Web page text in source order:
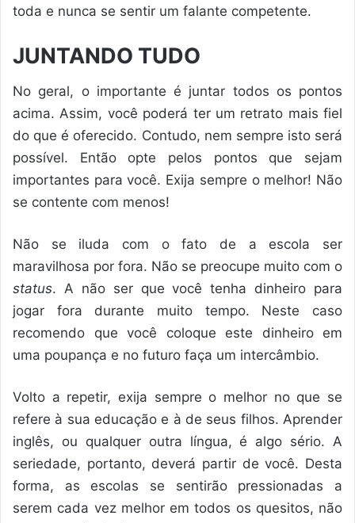
toda e nunca se sentir um falante competente.
JUNTANDO TUDO
No geral, o importante é juntar todos os pontos
acima. Assim, você poderá ter um retrato mais fiel
do que é oferecido. Contudo, nem sempre isto será
possível. Então opte pelos pontos que sejam
importantes para você. Exija sempre o melhor! Não
se contente com menos!
Não se iluda com o fato de a escola ser
maravilhosa por fora. Não se preocupe muito com o
status. A não ser que você tenha dinheiro para
jogar fora durante muito tempo. Neste caso
recomendo que você coloque este dinheiro em
uma poupança e no futuro faça um intercâmbio.
Volto a repetir, exija sempre o melhor no que se
refere à sua educação e à de seus filhos. Aprender
inglês, ou qualquer outra língua, é algo sério. A
seriedade, portanto, deverá partir de você. Desta
forma, as escolas se sentirão pressionadas a
serem cada vez melhor em todos os quesitos, não